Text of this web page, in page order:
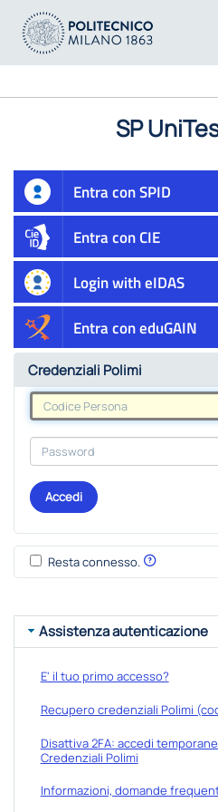
SP
Entra con SPID
Entra con CIE
Login with eIDAS
Entra con eduGAIN
Credenziali Polimi
Accedi
Resta connesso.
Assistenza autenticazione
E' il tuo primo accesso?
Recupero credenziali Polimi
Disattiva 2FA: accedi
Credenziali Polimi
Informazioni, domande